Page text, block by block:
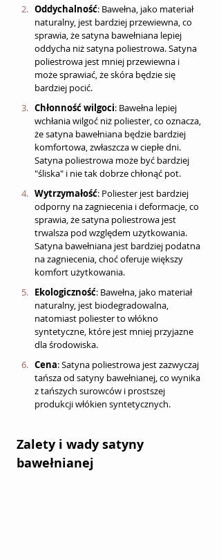
Oddychalność: Bawełna, jako materiał
naturalny, jest bardziej przewiewna, co
sprawia, że satyna bawełniana lepiej
oddycha niż satyna poliestrowa. Satyna
poliestrowa jest mniej przewiewna i
może sprawiać, że skóra będzie się
bardziej pocić.
Chłonność wilgoci: Bawełna lepiej
wchłania wilgoć niż poliester, co oznacza,
że satyna bawełniana będzie bardziej
komfortowa, zwłaszcza w ciepłe dni.
Satyna poliestrowa może być bardziej
"śliska" i nie tak dobrze chłonąć pot.
Wytrzymałość: Poliester jest bardziej
odporny na zagniecenia i deformacje, co
sprawia, że satyna poliestrowa jest
trwalsza pod względem użytkowania.
Satyna bawełniana jest bardziej podatna
na zagniecenia, choć oferuje większy
komfort użytkowania.
Ekologiczność: Bawełna, jako materiał
naturalny, jest biodegradowalna,
natomiast poliester to włókno
syntetyczne, które jest mniej przyjazne
dla środowiska.
Cena: Satyna poliestrowa jest zazwyczaj
tańsza od satyny bawełnianej, co wynika
z tańszych surowców i prostszej
produkcji włókien syntetycznych.
Zalety i wady satyny
bawełnianej